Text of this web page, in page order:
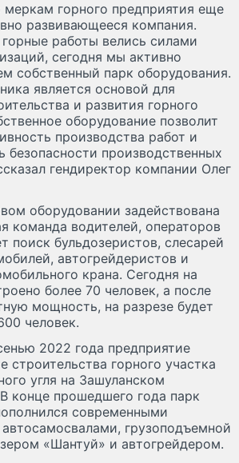
меркам горного предприятия еще
развивающееся компания.
горные работы велись силами
сегодня мы активно
собственный парк оборудования.
является основой для
и развития горного
оборудование позволит
производства работ и
безопасности производственных
гендиректор компании Олег
оборудовании задействована
команда водителей, операторов
поиск бульдозеристов, слесарей
автогрейдеристов и
крана. Сегодня на
более 70 человек, а после
мощность, на разрезе будет
человек.
2022 года предприятие
строительства горного участка
угля на Зашуланском
конце прошедшего года парк
современными
грузоподъемной
«Шантуй» и автогрейдером.